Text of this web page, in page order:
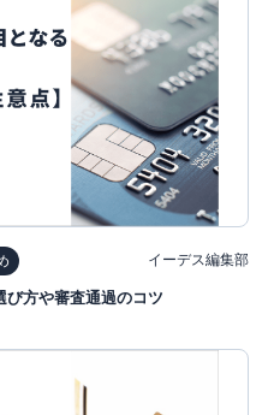
イーデス編集部
び方や審査通過のコツ